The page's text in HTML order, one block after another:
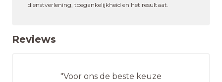
dienstverlening, toegankelijkheid en het resultaat.
Reviews
"Voor ons de beste keuze